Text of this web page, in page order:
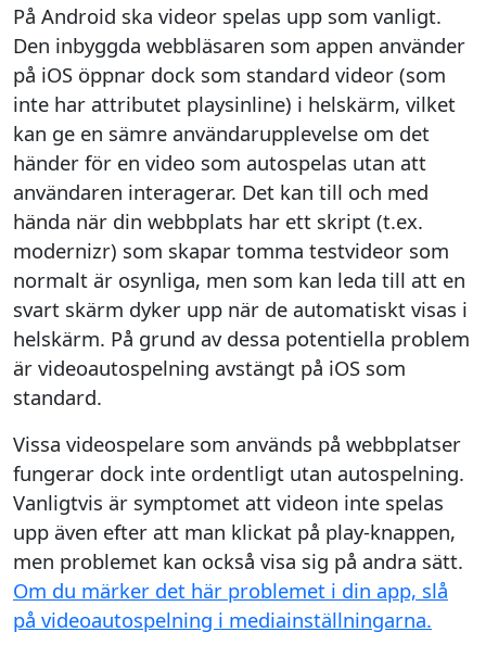
På Android ska videor spelas upp som vanligt.
Den inbyggda webbläsaren som appen använder
på iOS öppnar dock som standard videor (som
inte har attributet playsinline) i helskärm, vilket
kan ge en sämre användarupplevelse om det
händer för en video som autospelas utan att
användaren interagerar. Det kan till och med
hända när din webbplats har ett skript (t.ex.
modernizr) som skapar tomma testvideor som
normalt är osynliga, men som kan leda till att en
svart skärm dyker upp när de automatiskt visas i
helskärm. På grund av dessa potentiella problem
är videoautospelning avstängt på iOS som
standard.
Vissa videospelare som används på webbplatser
fungerar dock inte ordentligt utan autospelning.
Vanligtvis är symptomet att videon inte spelas
upp även efter att man klickat på play-knappen,
men problemet kan också visa sig på andra sätt.
Om du märker det här problemet i din app, slå
på videoautospelning i mediainställningarna.